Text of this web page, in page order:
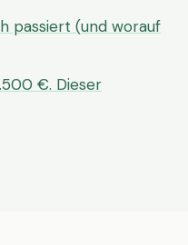
passiert (und worauf
€. Dieser